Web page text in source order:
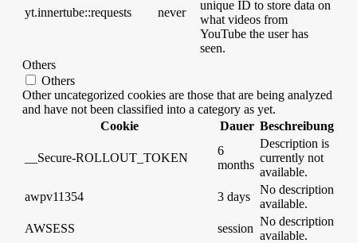
yt.innertube::requests never
unique ID to store data on
what videos from
YouTube the user has
seen.
Others
Others
Other uncategorized cookies are those that are being analyzed
and have not been classified into a category as yet.
Cookie
Dauer Beschreibung
__Secure-ROLLOUT_TOKEN
6
months
Description is
currently not
available.
awpv11354
3 days
No description
available.
AWSESS
session
No description
available.